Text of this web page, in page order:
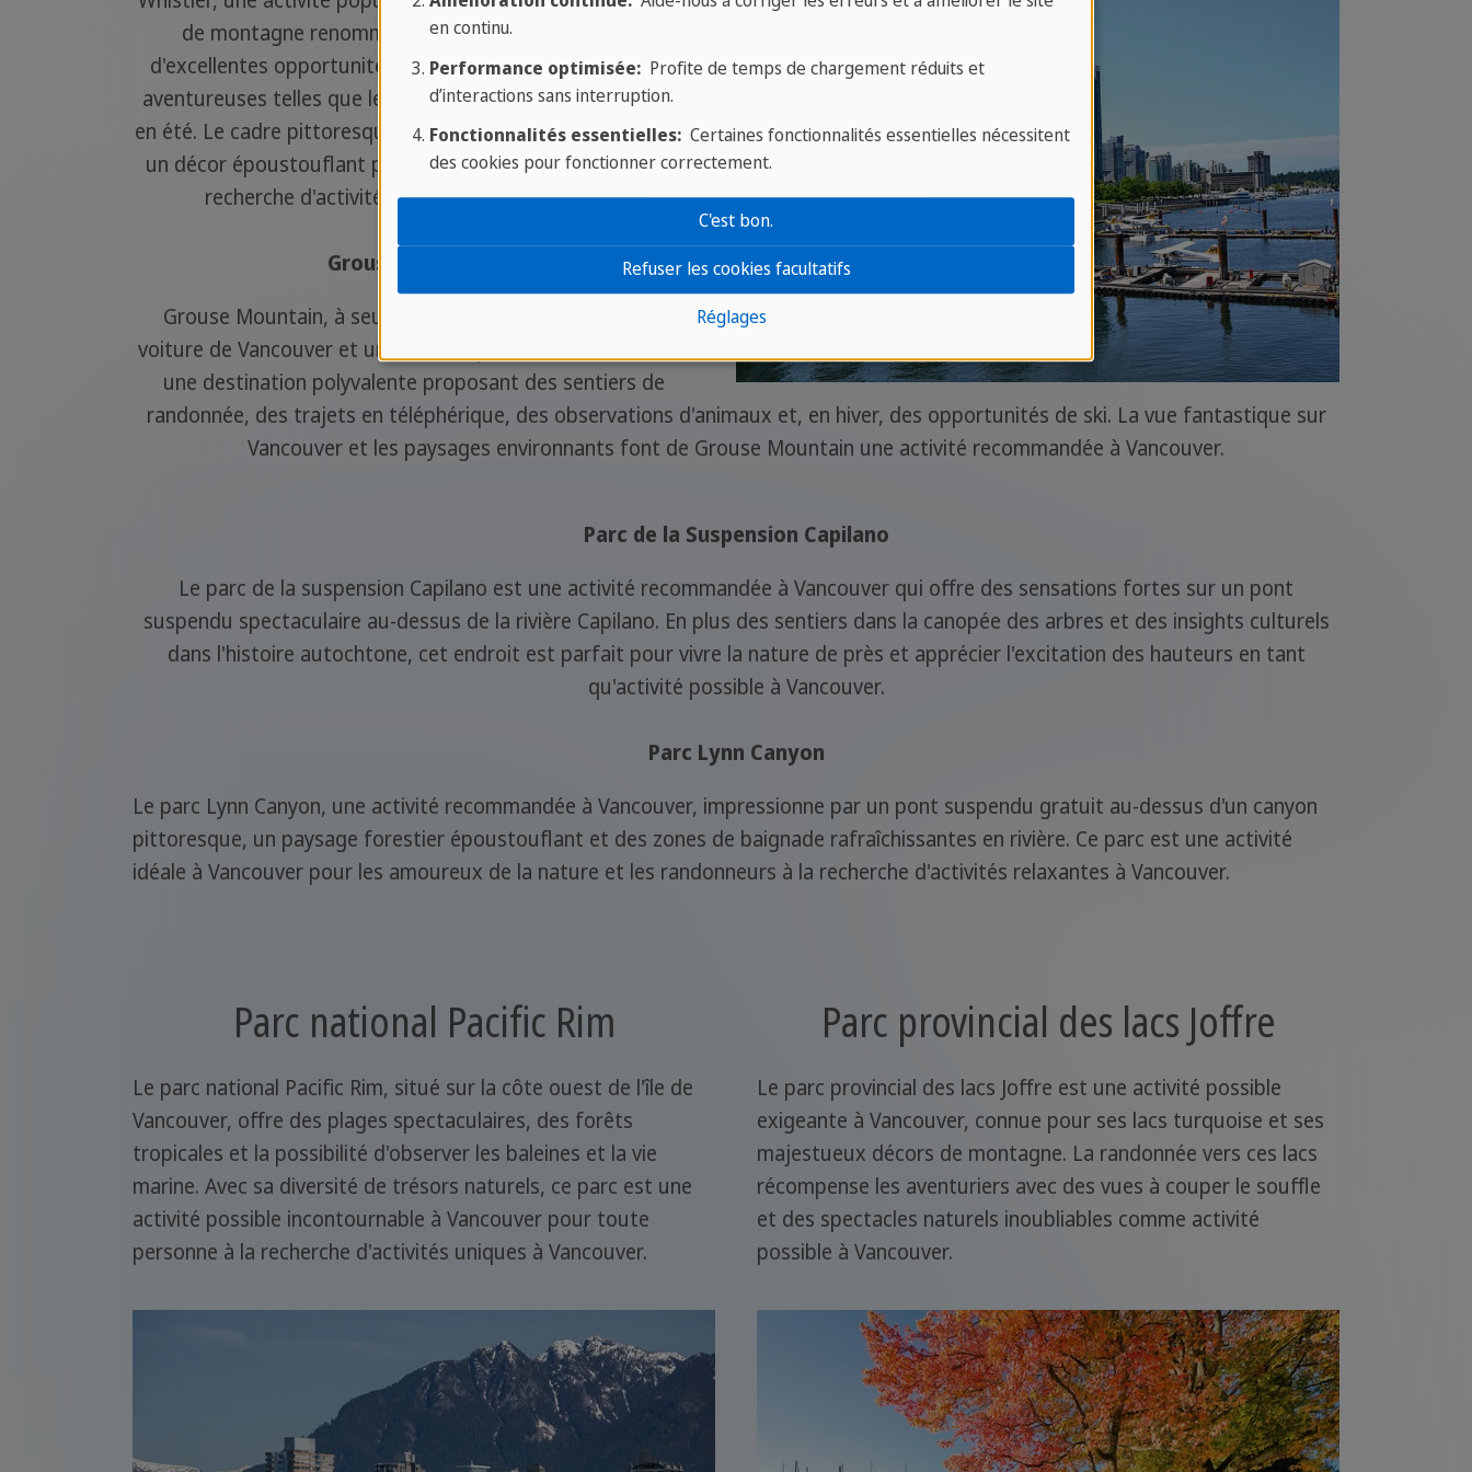
de montagne renommée attirant les visiteurs avec
d'excellentes opportunités de ski en hiver et des activités
aventureuses telles que le VTT et le parcours en tyrolienne
en été. Le cadre pittoresque des montagnes de la côte offre
un décor époustouflant pour les amateurs de plein air à la
recherche d'activités palpitantes à Vancouver.
Grouse Mountain
Grouse Mountain, à seulement une courte distance en
voiture de Vancouver et une activité prisée à Vancouver, est
une destination polyvalente proposant des sentiers de
randonnée, des trajets en téléphérique, des observations d'animaux et, en hiver, des opportunités de ski. La vue fantastique sur
Vancouver et les paysages environnants font de Grouse Mountain une activité recommandée à Vancouver.
Parc de la Suspension Capilano
Le parc de la suspension Capilano est une activité recommandée à Vancouver qui offre des sensations fortes sur un pont
suspendu spectaculaire au-dessus de la rivière Capilano. En plus des sentiers dans la canopée des arbres et des insights culturels
dans l'histoire autochtone, cet endroit est parfait pour vivre la nature de près et apprécier l'excitation des hauteurs en tant
qu'activité possible à Vancouver.
Parc Lynn Canyon
Le parc Lynn Canyon, une activité recommandée à Vancouver, impressionne par un pont suspendu gratuit au-dessus d'un canyon
pittoresque, un paysage forestier époustouflant et des zones de baignade rafraîchissantes en rivière. Ce parc est une activité
idéale à Vancouver pour les amoureux de la nature et les randonneurs à la recherche d'activités relaxantes à Vancouver.
Parc national Pacific Rim
Le parc national Pacific Rim, situé sur la côte ouest de l'île de
Vancouver, offre des plages spectaculaires, des forêts
tropicales et la possibilité d'observer les baleines et la vie
marine. Avec sa diversité de trésors naturels, ce parc est une
activité possible incontournable à Vancouver pour toute
personne à la recherche d'activités uniques à Vancouver.
Parc provincial des lacs Joffre
Le parc provincial des lacs Joffre est une activité possible
exigeante à Vancouver, connue pour ses lacs turquoise et ses
majestueux décors de montagne. La randonnée vers ces lacs
récompense les aventuriers avec des vues à couper le souffle
et des spectacles naturels inoubliables comme activité
possible à Vancouver.
en continu.
Performance optimisée:Profite de temps de chargement réduits et
d’interactions sans interruption.
Fonctionnalités essentielles:Certaines fonctionnalités essentielles nécessitent
des cookies pour fonctionner correctement.
Réglages
Refuser les cookies facultatifs
C'est bon.